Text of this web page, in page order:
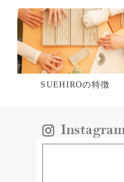
SUEHIROの特徴